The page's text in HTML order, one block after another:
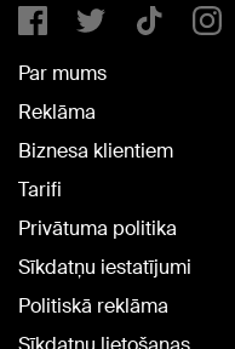
Par mums
Reklāma
Biznesa klientiem
Tarifi
Privātuma politika
Sīkdatņu iestatījumi
Politiskā reklāma